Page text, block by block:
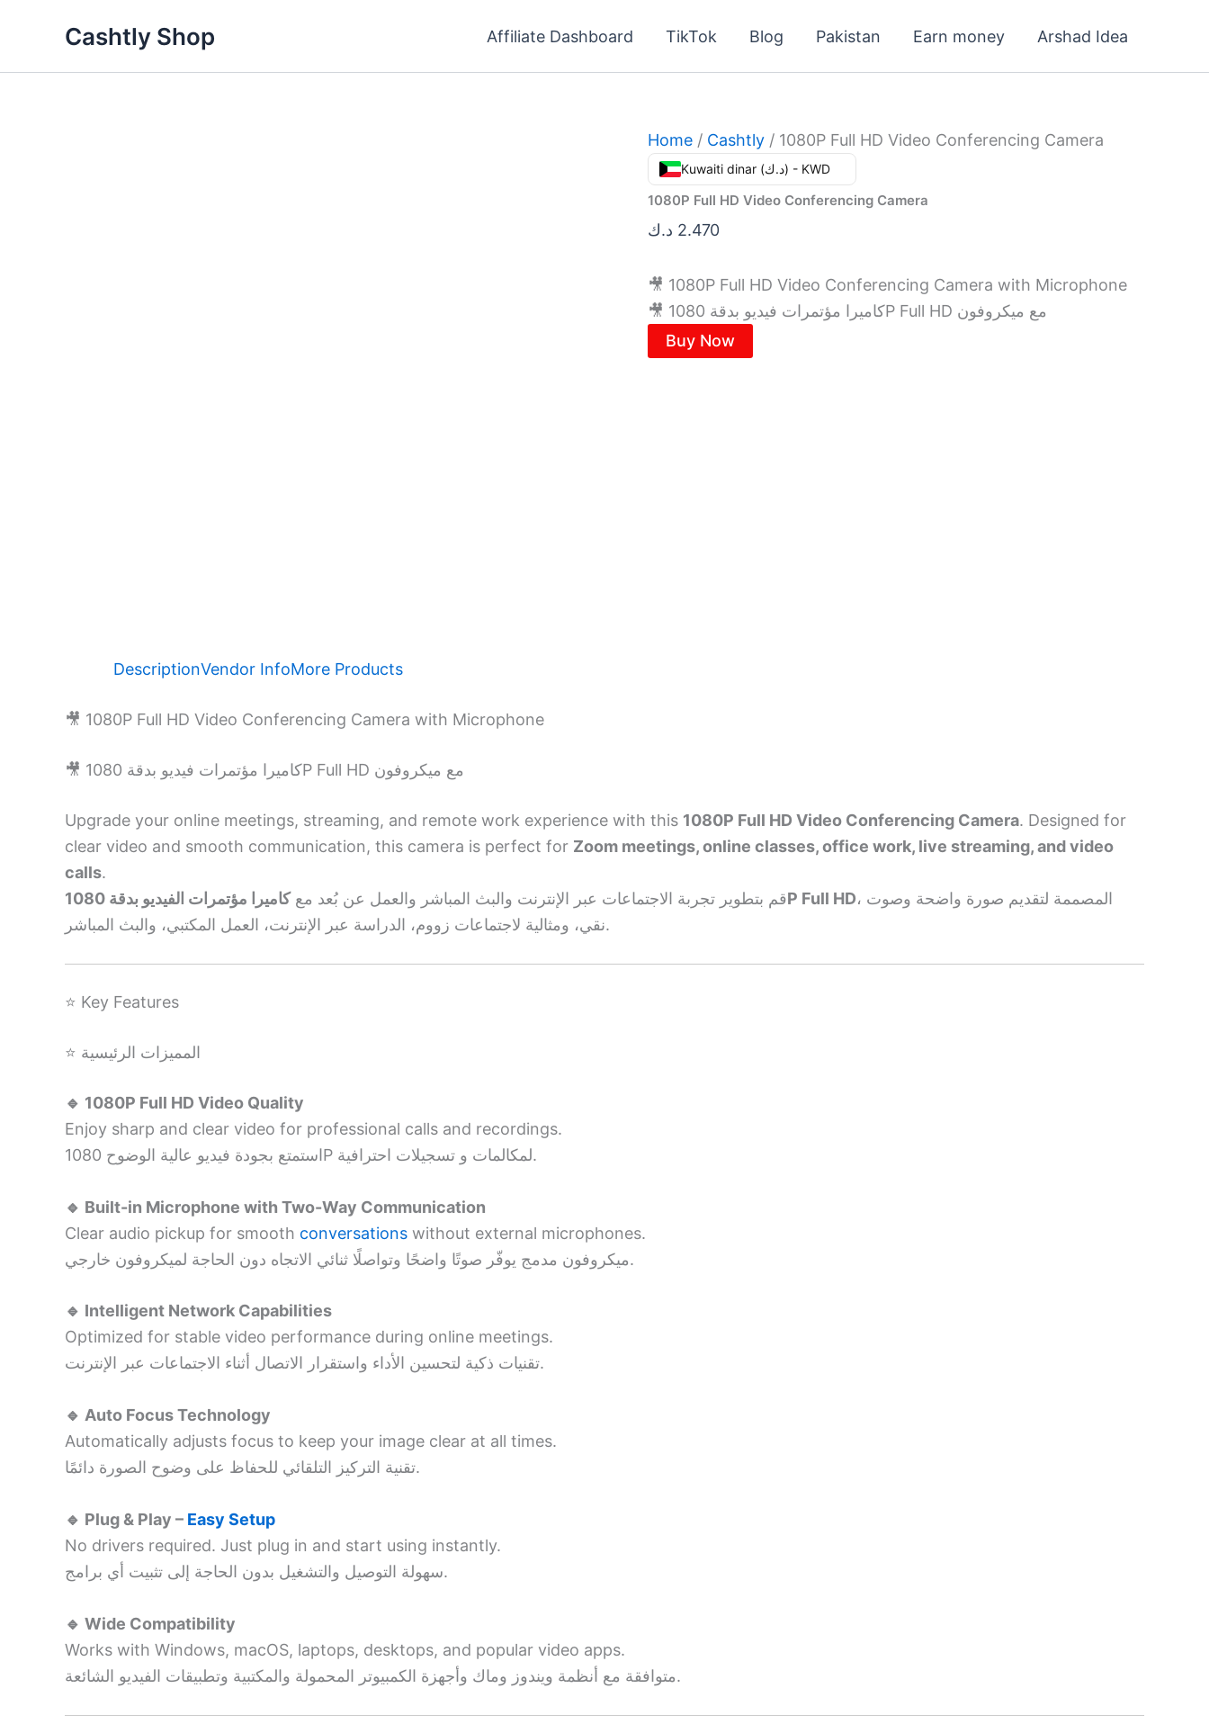
Cashtly Shop Affiliate Dashboard TikTok Blog Pakistan Earn money Arshad Idea
Home / Cashtly / 1080P Full HD Video Conferencing Camera
Kuwaiti dinar (د.ك) - KWD
1080P Full HD Video Conferencing Camera
2.470 د.ك
🎥 1080P Full HD Video Conferencing Camera with Microphone
🎥 كاميرا مؤتمرات فيديو بدقة 1080P Full HD مع ميكروفون
Buy Now
DescriptionVendor InfoMore Products
🎥 1080P Full HD Video Conferencing Camera with Microphone
🎥 كاميرا مؤتمرات فيديو بدقة 1080P Full HD مع ميكروفون
Upgrade your online meetings, streaming, and remote work experience with this 1080P Full HD Video Conferencing Camera. Designed for
clear video and smooth communication, this camera is perfect for Zoom meetings, online classes, office work, live streaming, and video
calls.
قم بتطوير تجربة الاجتماعات عبر الإنترنت والبث المباشر والعمل عن بُعد معكاميرا مؤتمرات الفيديو بدقة 1080P Full HD، المصممة لتقديم صورة واضحة وصوت
نقي، ومثالية لاجتماعات زووم، الدراسة عبر الإنترنت، العمل المكتبي، والبث المباشر.
⭐ Key Features
⭐ المميزات الرئيسية
🔹 1080P Full HD Video Quality
Enjoy sharp and clear video for professional calls and recordings.
استمتع بجودة فيديو عالية الوضوح 1080P لمكالمات و تسجيلات احترافية.
🔹 Built-in Microphone with Two-Way Communication
Clear audio pickup for smooth conversations without external microphones.
ميكروفون مدمج يوفّر صوتًا واضحًا وتواصلًا ثنائي الاتجاه دون الحاجة لميكروفون خارجي.
🔹 Intelligent Network Capabilities
Optimized for stable video performance during online meetings.
تقنيات ذكية لتحسين الأداء واستقرار الاتصال أثناء الاجتماعات عبر الإنترنت.
🔹 Auto Focus Technology
Automatically adjusts focus to keep your image clear at all times.
تقنية التركيز التلقائي للحفاظ على وضوح الصورة دائمًا.
🔹 Plug & Play – Easy Setup
No drivers required. Just plug in and start using instantly.
سهولة التوصيل والتشغيل بدون الحاجة إلى تثبيت أي برامج.
🔹 Wide Compatibility
Works with Windows, macOS, laptops, desktops, and popular video apps.
متوافقة مع أنظمة ويندوز وماك وأجهزة الكمبيوتر المحمولة والمكتبية وتطبيقات الفيديو الشائعة.